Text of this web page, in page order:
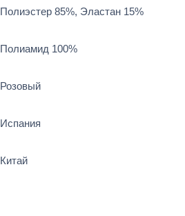
Полиэстер 85%, Эластан 15%
Полиамид 100%
Розовый
Испания
Китай